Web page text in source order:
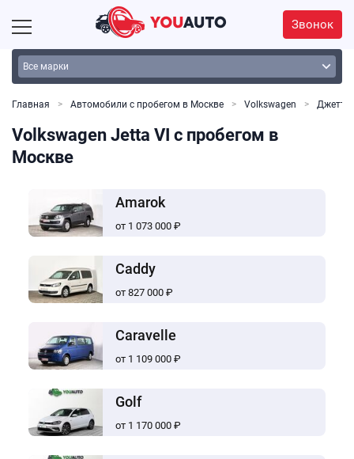
Звонок
Главная Автомобили с пробегом в Москве Volkswagen Джетта
Volkswagen Jetta VI с пробегом в
Москве
Amarok
от 1 073 000 ₽
Caddy
от 827 000 ₽
Caravelle
от 1 109 000 ₽
Golf
от 1 170 000 ₽